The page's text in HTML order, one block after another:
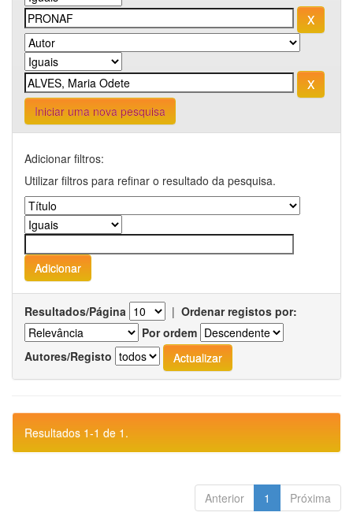
Iniciar uma nova pesquisa
Adicionar filtros:
Utilizar filtros para refinar o resultado da pesquisa.
Resultados/Página | Ordenar registos por:
Por ordem
Autores/Registo
Resultados 1-1 de 1.
Anterior 1 Próxima